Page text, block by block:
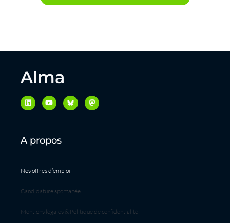
Alma
A propos
Nos offres d’emploi
Candidature spontanée
Mentions légales & Politique de confidentialité